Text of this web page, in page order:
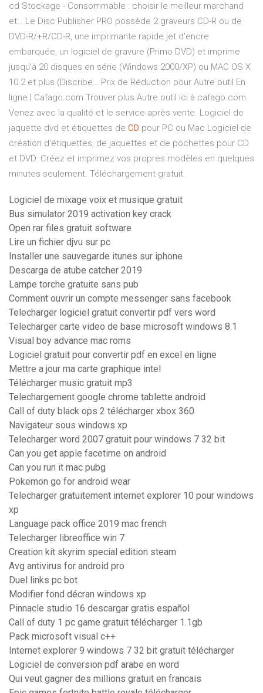
cd Stockage - Consommable : choisir le meilleur marchand
et… Le Disc Publisher PRO possède 2 graveurs CD-R ou de
DVD-R/+R/CD-R, une imprimante rapide jet d'encre
embarquée, un logiciel de gravure (Primo DVD) et imprime
jusqu'à 20 disques en série (Windows 2000/XP) ou MAC OS X
10.2 et plus (Discribe… Prix de Réduction pour Autre outil En
ligne | Cafago.com Trouver plus Autre outil ici à cafago.com.
Venez avec la qualité et le service après vente. Logiciel de
jaquette dvd et étiquettes de CD pour PC ou Mac Logiciel de
création d'étiquettes, de jaquettes et de pochettes pour CD
et DVD. Créez et imprimez vos propres modèles en quelques
minutes seulement. Téléchargement gratuit.
Logiciel de mixage voix et musique gratuit
Bus simulator 2019 activation key crack
Open rar files gratuit software
Lire un fichier djvu sur pc
Installer une sauvegarde itunes sur iphone
Descarga de atube catcher 2019
Lampe torche gratuite sans pub
Comment ouvrir un compte messenger sans facebook
Telecharger logiciel gratuit convertir pdf vers word
Telecharger carte video de base microsoft windows 8.1
Visual boy advance mac roms
Logiciel gratuit pour convertir pdf en excel en ligne
Mettre a jour ma carte graphique intel
Télécharger music gratuit mp3
Telechargement google chrome tablette android
Call of duty black ops 2 télécharger xbox 360
Navigateur sous windows xp
Telecharger word 2007 gratuit pour windows 7 32 bit
Can you get apple facetime on android
Can you run it mac pubg
Pokemon go for android wear
Telecharger gratuitement internet explorer 10 pour windows
xp
Language pack office 2019 mac french
Telecharger libreoffice win 7
Creation kit skyrim special edition steam
Avg antivirus for android pro
Duel links pc bot
Modifier fond décran windows xp
Pinnacle studio 16 descargar gratis español
Call of duty 1 pc game gratuit télécharger 1.1gb
Pack microsoft visual c++
Internet explorer 9 windows 7 32 bit gratuit télécharger
Logiciel de conversion pdf arabe en word
Qui veut gagner des millions gratuit en francais